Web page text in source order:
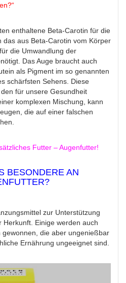
enthaltene Beta-Carotin für die
das aus Beta-Carotin vom Körper
die Umwandlung der
Das Auge braucht auch
als Pigment im so genannten
schärfsten Sehens. Diese
für unsere Gesundheit
komplexen Mischung, kann
die auf einer falschen
Futter – Augenfutter!
BESONDERE AN
zur Unterstützung
Herkunft. Einige werden auch
die aber ungenießbar
Ernährung ungeeignet sind.